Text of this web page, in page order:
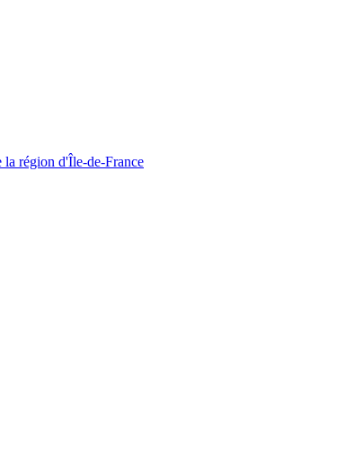
la région d'Île-de-France